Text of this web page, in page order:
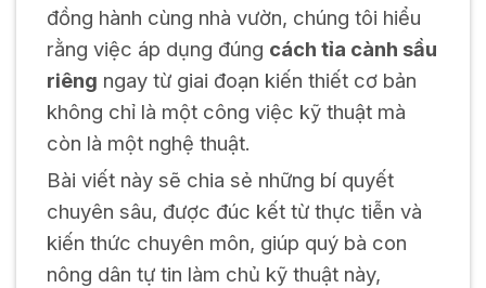
đồng hành cùng nhà vườn, chúng tôi hiểu
rằng việc áp dụng đúng cách tỉa cành sầu
riêng ngay từ giai đoạn kiến thiết cơ bản
không chỉ là một công việc kỹ thuật mà
còn là một nghệ thuật.
Bài viết này sẽ chia sẻ những bí quyết
chuyên sâu, được đúc kết từ thực tiễn và
kiến thức chuyên môn, giúp quý bà con
nông dân tự tin làm chủ kỹ thuật này,